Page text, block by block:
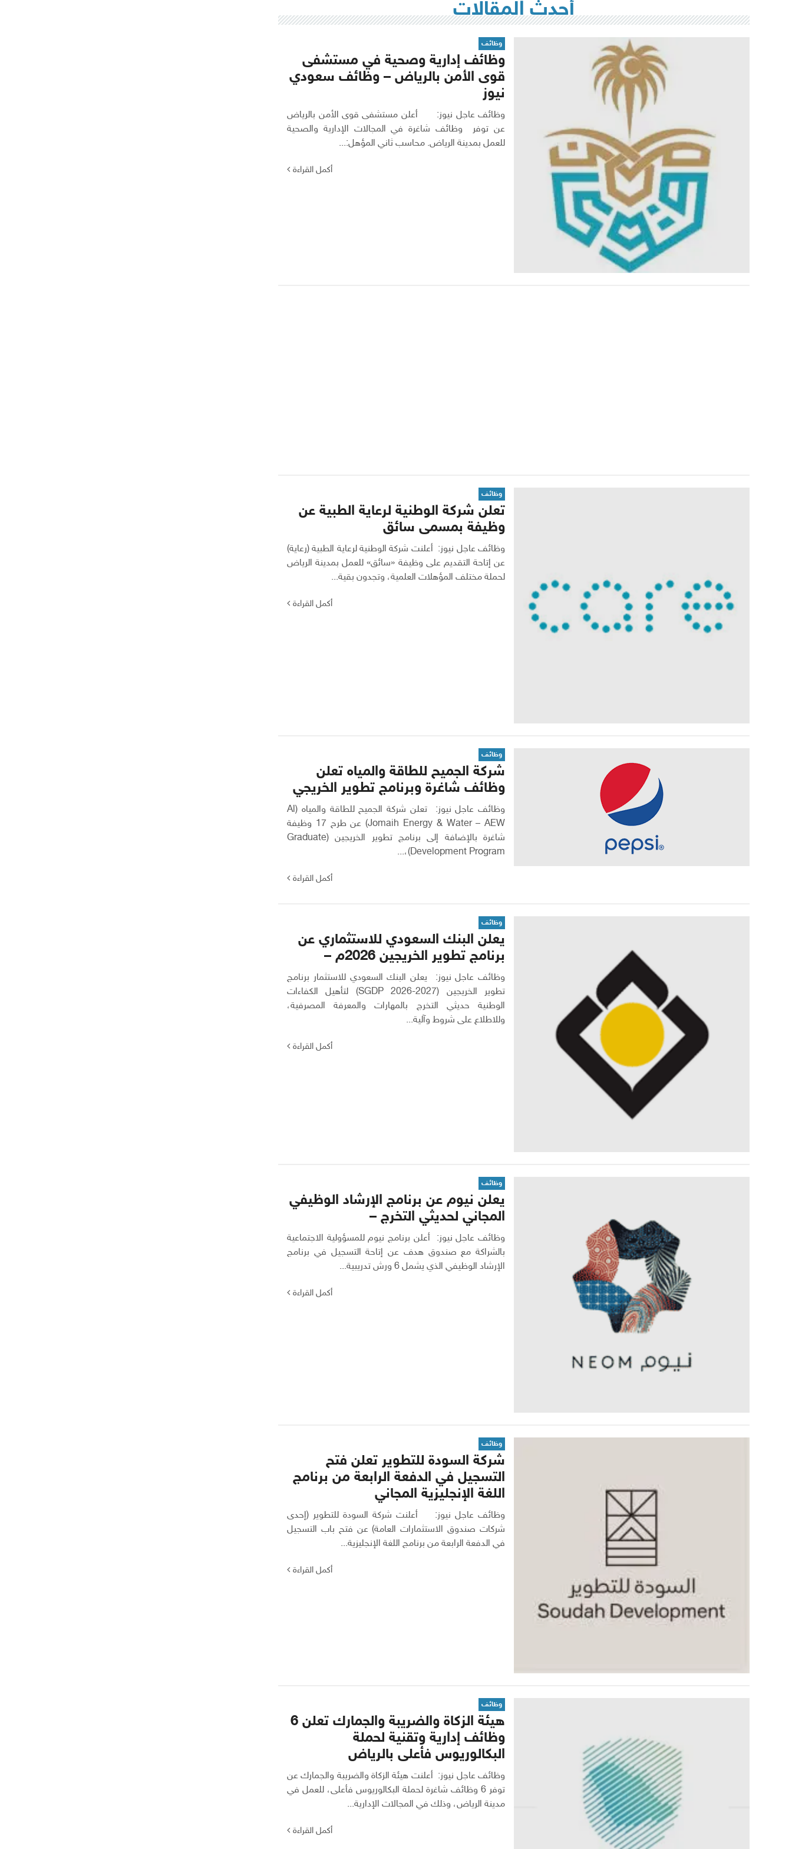
أحدث المقالات
وظائف
وظائف إدارية وصحية في مستشفى
قوى الأمن بالرياض – وظائف سعودي
نيوز
وظائف عاجل نيوز: أعلن مستشفى قوى الأمن بالرياض
عن توفر وظائف شاغرة في المجالات الإدارية والصحية
للعمل بمدينة الرياض. محاسب ثاني المؤهل:...
أكمل القراءة
وظائف
تعلن شركة الوطنية لرعاية الطبية عن
وظيفة بمسمى سائق
وظائف عاجل نيوز: أعلنت شركة الوطنية لرعاية الطبية (رعاية)
عن إتاحة التقديم على وظيفة «سائق» للعمل بمدينة الرياض
لحملة مختلف المؤهلات العلمية، وتجدون بقية...
أكمل القراءة
وظائف
شركة الجميح للطاقة والمياه تعلن
وظائف شاغرة وبرنامج تطوير الخريجي
وظائف عاجل نيوز: تعلن شركة الجميح للطاقة والمياه (Al
Jomaih Energy & Water – AEW) عن طرح 17 وظيفة
شاغرة بالإضافة إلى برنامج تطوير الخريجين (Graduate
Development Program)،...
أكمل القراءة
وظائف
يعلن البنك السعودي للاستثماري عن
برنامج تطوير الخريجين 2026م –
وظائف عاجل نيوز: يعلن البنك السعودي للاستثمار برنامج
تطوير الخريجين (SGDP 2026-2027) لتأهيل الكفاءات
الوطنية حديثي التخرج بالمهارات والمعرفة المصرفية،
وللاطلاع على شروط وآلية...
أكمل القراءة
وظائف
يعلن نيوم عن برنامج الإرشاد الوظيفي
المجاني لحديثي التخرج –
وظائف عاجل نيوز: أعلن برنامج نيوم للمسؤولية الاجتماعية
بالشراكة مع صندوق هدف عن إتاحة التسجيل في برنامج
الإرشاد الوظيفي الذي يشمل 6 ورش تدريبية...
أكمل القراءة
وظائف
شركة السودة للتطوير تعلن فتح
التسجيل في الدفعة الرابعة من برنامج
اللغة الإنجليزية المجاني
وظائف عاجل نيوز: أعلنت شركة السودة للتطوير (إحدى
شركات صندوق الاستثمارات العامة) عن فتح باب التسجيل
في الدفعة الرابعة من برنامج اللغة الإنجليزية...
أكمل القراءة
وظائف
هيئة الزكاة والضريبة والجمارك تعلن 6
وظائف إدارية وتقنية لحملة
البكالوريوس فأعلى بالرياض
وظائف عاجل نيوز: أعلنت هيئة الزكاة والضريبة والجمارك عن
توفر 6 وظائف شاغرة لحملة البكالوريوس فأعلى، للعمل في
مدينة الرياض، وذلك في المجالات الإدارية...
أكمل القراءة